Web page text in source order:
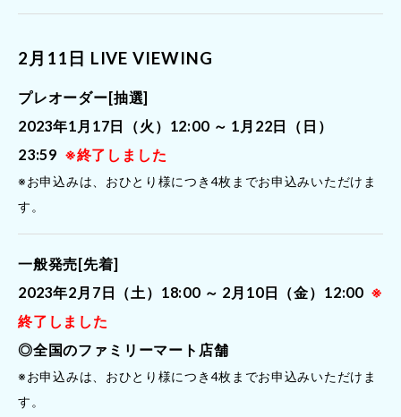
2月11日 LIVE VIEWING
プレオーダー[抽選]
2023年1月17日（火）12:00 ～ 1月22日（日）
23:59 ※終了しました
※お申込みは、おひとり様につき4枚までお申込みいただけま
す。
一般発売[先着]
2023年2月7日（土）18:00 ～ 2月10日（金）12:00 ※
終了しました
◎全国のファミリーマート店舗
※お申込みは、おひとり様につき4枚までお申込みいただけま
す。